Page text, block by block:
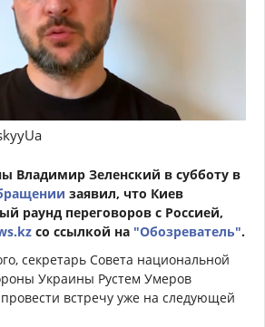
Владимир Зеленский в субботу в
заявил, что Киев
раунд переговоров с Россией,
со ссылкой на "Обозреватель".
секретарь Совета национальной
Украины Рустем Умеров
встречу уже на следующей